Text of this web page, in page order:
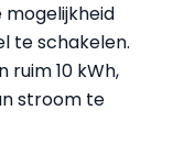
mogelijkheid
te schakelen.
10 kWh,
stroom te